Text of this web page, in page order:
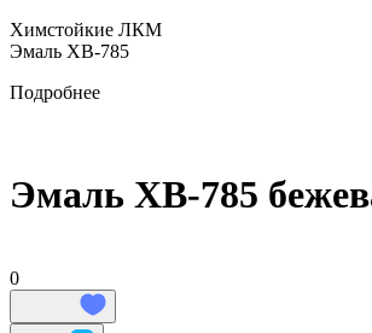
Химстойкие ЛКМ
Эмаль ХВ-785
Подробнее
Эмаль ХВ-785
0